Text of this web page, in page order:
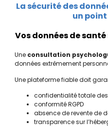
La sécurité des
un
Vos données de
Une consultation
données extrêmement
Une plateforme fiable doit
confidentialité totale
conformité RGPD
absence de revente de
transparence sur